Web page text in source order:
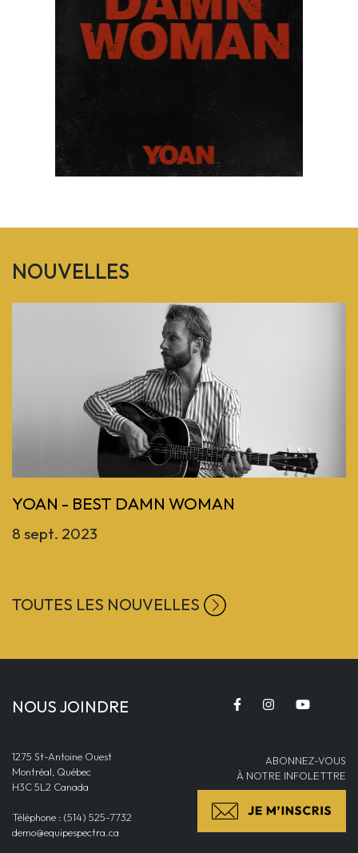
NOUVELLES
YOAN - BEST DAMN WOMAN
8 sept. 2023
TOUTES LES NOUVELLES
NOUS JOINDRE
1275 St-Antoine Ouest
Montréal, Québec
H3C 5L2 Canada
Téléphone : (514) 525-7732
demo@equipespectra.ca
ABONNEZ-VOUS
À NOTRE INFOLETTRE